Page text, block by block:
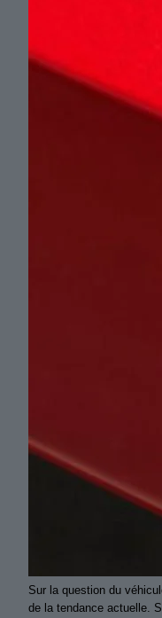
Sur la question du
de la tendance actuelle.